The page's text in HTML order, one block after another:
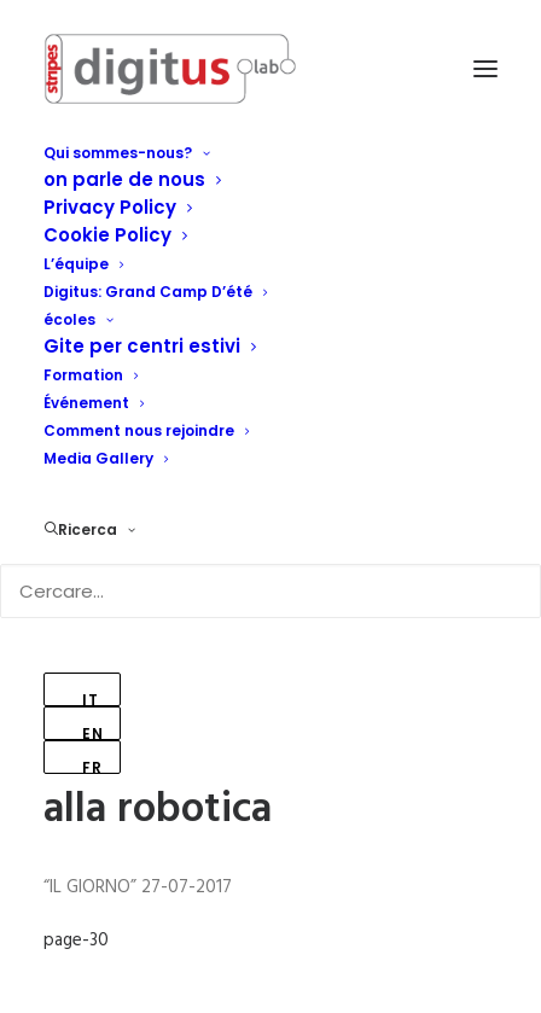
Qui sommes-nous?
on parle de nous
Privacy Policy
Cookie Policy
L’équipe
Digitus: Grand Camp D’été
écoles
Gite per centri estivi
Formation
Événement
Comment nous rejoindre
Media Gallery
Ricerca
IT
EN
FR
Centro estivo dedicato
alla robotica
“IL GIORNO” 27-07-2017
page-30